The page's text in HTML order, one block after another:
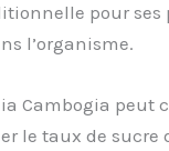
pour
l’organisme.
Cambogia
le taux de